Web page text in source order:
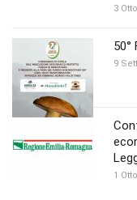
3
50°
9
1